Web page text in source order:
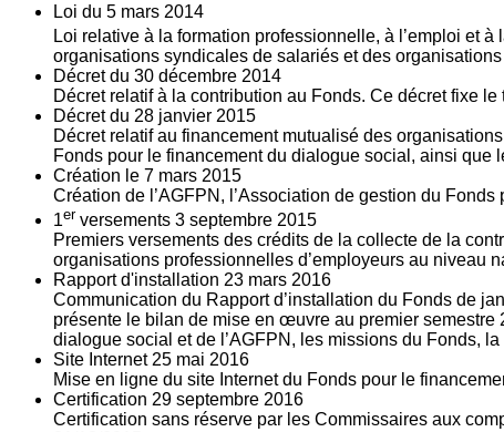
Loi du 5 mars 2014
Loi relative à la formation professionnelle, à l’emploi et
organisations syndicales de salariés et des
Décret du 30 décembre 2014
Décret relatif à la contribution au Fonds. Ce décret fixe
Décret du 28 janvier 2015
Décret relatif au financement mutualisé des
Fonds pour le financement du dialogue social, ainsi que
Création le 7 mars 2015
Création de l’AGFPN, l’Association de gestion du Fonds
1er versements 3 septembre 2015
Premiers versements des crédits de la collecte de la
organisations professionnelles d’employeurs au niveau
Rapport d'installation 23 mars 2016
Communication du Rapport d’installation du Fonds de
présente le bilan de mise en œuvre au premier
dialogue social et de l’AGFPN, les missions du Fonds,
Site Internet 25 mai 2016
Mise en ligne du site Internet du Fonds pour le
Certification 29 septembre 2016
Certification sans réserve par les Commissaires aux